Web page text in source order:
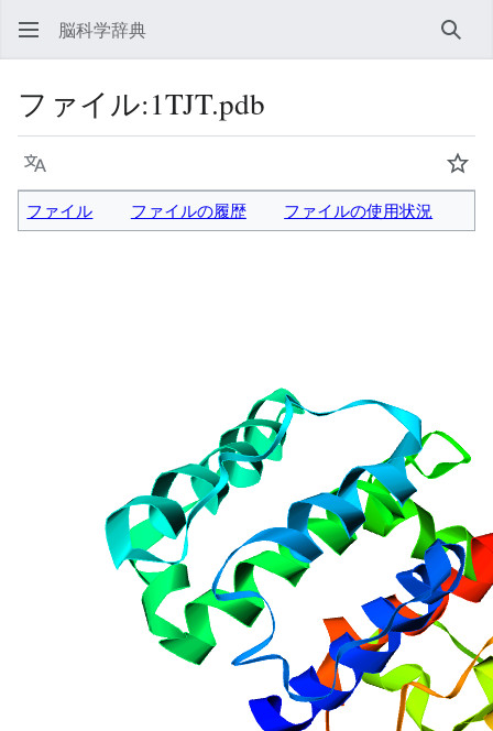
脳科学辞典 検索
ファイル:1TJT.pdb
言語 ウ
ファイル ファイルの履歴 ファイルの使用状況